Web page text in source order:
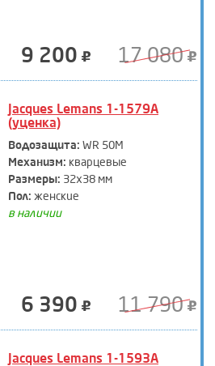
9 200 17 080
Jacques Lemans 1-1579A
(уценка)
Водозащита: WR 50M
Механизм: кварцевые
Размеры: 32х38 мм
Пол: женские
в наличии
6 390 11 790
Jacques Lemans 1-1593A